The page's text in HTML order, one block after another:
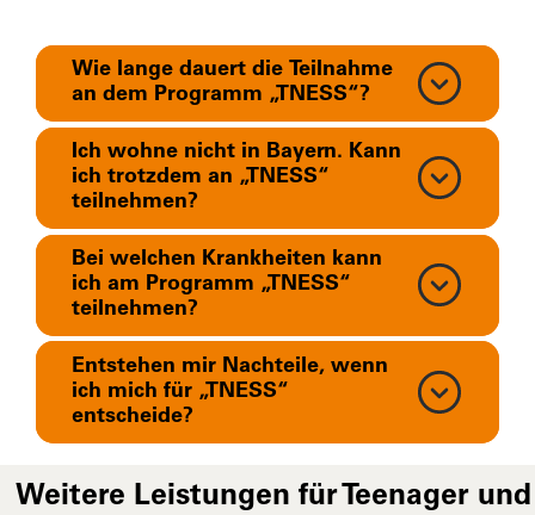
Wie lange dauert die Teilnahme
an dem Programm „TNESS“?
Ich wohne nicht in Bayern. Kann
ich trotzdem an „TNESS“
teilnehmen?
Bei welchen Krankheiten kann
ich am Programm „TNESS“
teilnehmen?
Entstehen mir Nachteile, wenn
ich mich für „TNESS“
entscheide?
Weitere Leistungen für Teenager und